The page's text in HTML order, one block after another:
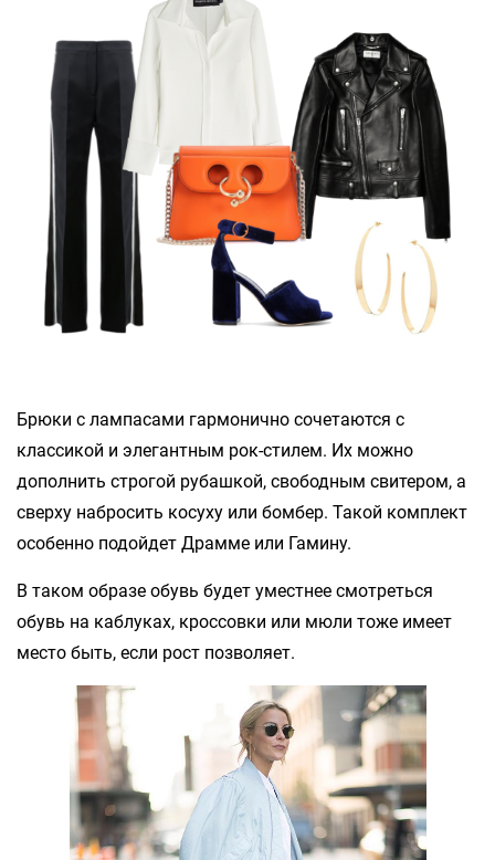
Брюки с лампасами гармонично сочетаются с
классикой и элегантным рок-стилем. Их можно
дополнить строгой рубашкой, свободным свитером, а
сверху набросить косуху или бомбер. Такой комплект
особенно подойдет Драмме или Гамину.
В таком образе обувь будет уместнее смотреться
обувь на каблуках, кроссовки или мюли тоже имеет
место быть, если рост позволяет.